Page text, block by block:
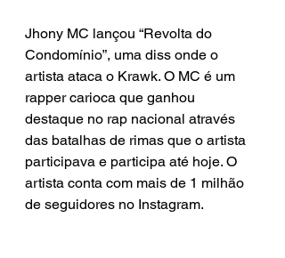
Jhony MC lançou “Revolta do
Condomínio”, uma diss onde o
artista ataca o Krawk. O MC é um
rapper carioca que ganhou
destaque no rap nacional através
das batalhas de rimas que o artista
participava e participa até hoje. O
artista conta com mais de 1 milhão
de seguidores no Instagram.